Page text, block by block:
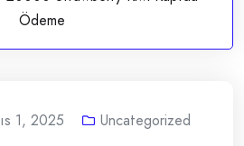
Ödeme
1, 2025 Uncategorized